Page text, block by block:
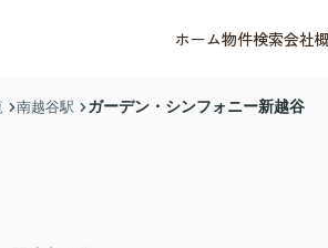
ホーム物件検索会社
南越谷駅 ガーデン・シンフォニー新越谷